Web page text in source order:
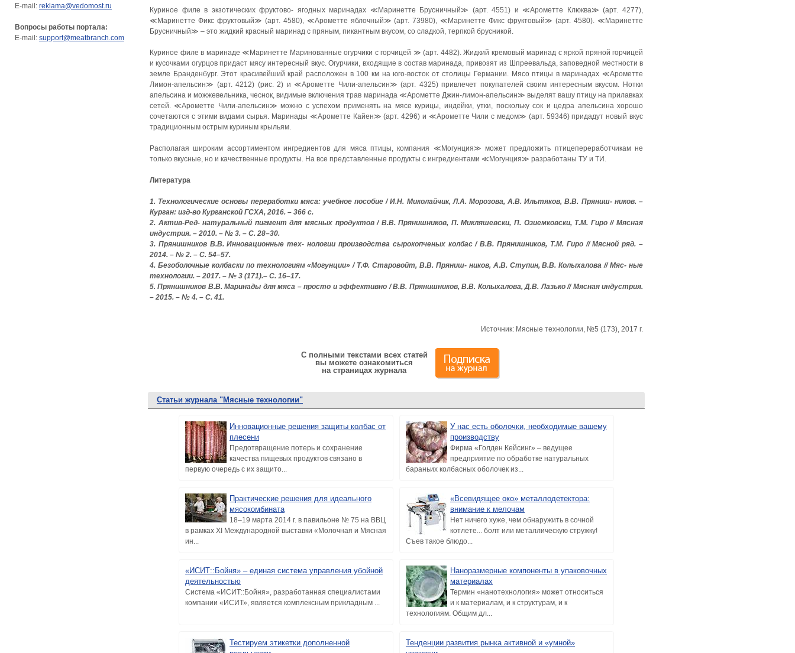
E-mail: reklama@vedomost.ru
Вопросы работы портала:
E-mail: support@meatbranch.com
Куриное филе в экзотических фруктово- ягодных маринадах ≪Маринетте Брусничный≫ (арт. 4551) и ≪Арометте Клюква≫ (арт. 4277),
≪Маринетте Фикс фруктовый≫ (арт. 4580), ≪Арометте яблочный≫ (арт. 73980), ≪Маринетте Фикс фруктовый≫ (арт. 4580). ≪Маринетте
Брусничный≫ – это жидкий красный маринад с пряным, пикантным вкусом, со сладкой, терпкой брусникой.
Куриное филе в маринаде ≪Маринетте Маринованные огурчики с горчицей ≫ (арт. 4482). Жидкий кремовый маринад с яркой пряной горчицей
и кусочками огурцов придаст мясу интересный вкус. Огурчики, входящие в состав маринада, привозят из Шпреевальда, заповедной местности в
земле Бранденбург. Этот красивейший край расположен в 100 км на юго-восток от столицы Германии. Мясо птицы в маринадах ≪Арометте
Лимон-апельсин≫ (арт. 4212) (рис. 2) и ≪Арометте Чили-апельсин≫ (арт. 4325) привлечет покупателей своим интересным вкусом. Нотки
апельсина и можжевельника, чеснок, видимые включения трав маринада ≪Арометте Джин-лимон-апельсин≫ выделят вашу птицу на прилавках
сетей. ≪Арометте Чили-апельсин≫ можно с успехом применять на мясе курицы, индейки, утки, поскольку сок и цедра апельсина хорошо
сочетаются с этими видами сырья. Маринады ≪Арометте Кайен≫ (арт. 4296) и ≪Арометте Чили с медом≫ (арт. 59346) придадут новый вкус
традиционным острым куриным крыльям.
Располагая широким ассортиментом ингредиентов для мяса птицы, компания ≪Могунция≫ может предложить птицепереработчикам не
только вкусные, но и качественные продукты. На все представленные продукты с ингредиентами ≪Могунция≫ разработаны ТУ и ТИ.
Литература
1. Технологические основы переработки мяса: учебное пособие / И.Н. Миколайчик, Л.А. Морозова, А.В. Ильтяков, В.В. Пряниш- ников. –
Курган: изд-во Курганской ГСХА, 2016. – 366 с.
2. Актив-Ред- натуральный пигмент для мясных продуктов / В.В. Прянишников, П. Микляшевски, П. Озиемковски, Т.М. Гиро // Мясная
индустрия. – 2010. – № 3. – С. 28–30.
3. Прянишников В.В. Инновационные тех- нологии производства сырокопченых колбас / В.В. Прянишников, Т.М. Гиро // Мясной ряд. –
2014. – № 2. – С. 54–57.
4. Безоболочные колбаски по технологиям «Могунции» / Т.Ф. Старовойт, В.В. Пряниш- ников, А.В. Ступин, В.В. Колыхалова // Мяс- ные
технологии. – 2017. – № 3 (171).– С. 16–17.
5. Прянишников В.В. Маринады для мяса – просто и эффективно / В.В. Прянишников, В.В. Колыхалова, Д.В. Лазько // Мясная индустрия.
– 2015. – № 4. – С. 41.
Источник: Мясные технологии, №5 (173), 2017 г.
С полными текстами всех статей
вы можете ознакомиться
на страницах журнала
Статьи журнала "Мясные технологии"
Инновационные решения защиты колбас от
плесени
Предотвращение потерь и сохранение
качества пищевых продуктов связано в
первую очередь с их защито...
У нас есть оболочки, необходимые вашему
производству
Фирма «Голден Кейсинг» – ведущее
предприятие по обработке натуральных
бараньих колбасных оболочек из...
Практические решения для идеального
мясокомбината
18–19 марта 2014 г. в павильоне № 75 на ВВЦ
в рамках XI Международной выставки «Молочная и Мясная
ин...
«Всевидящее око» металлодетектора:
внимание к мелочам
Нет ничего хуже, чем обнаружить в сочной
котлете... болт или металлическую стружку!
Съев такое блюдо...
«ИСИТ::Бойня» – единая система управления убойной
деятельностью
Система «ИСИТ::Бойня», разработанная специалистами
компании «ИСИТ», является комплексным прикладным ...
Наноразмерные компоненты в упаковочных
материалах
Термин «нанотехнология» может относиться
и к материалам, и к структурам, и к
технологиям. Общим дл...
Тестируем этикетки дополненной
Тенденции развития рынка активной и «умной»